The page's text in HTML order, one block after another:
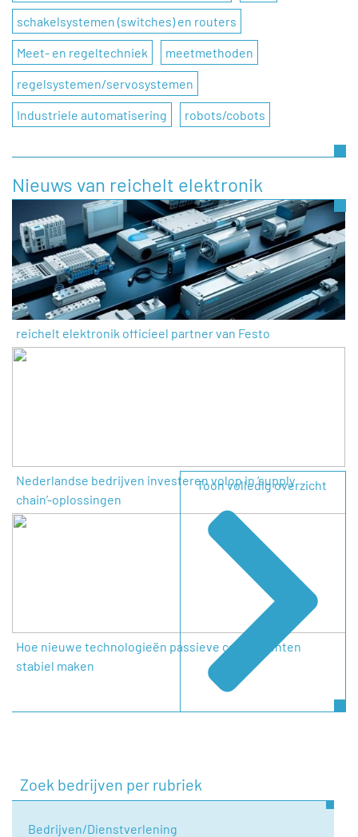
schakelsystemen (switches) en routers
Meet- en regeltechniek meetmethoden
regelsystemen/servosystemen
Industriele automatisering robots/cobots
Nieuws van reichelt elektronik
reichelt elektronik officieel partner van Festo
Nederlandse bedrijven investeren volop in ‘supply
chain’-oplossingen
Hoe nieuwe technologieën passieve componenten
stabiel maken
Toon volledig overzicht
Zoek bedrijven per rubriek
Bedrijven/Dienstverlening